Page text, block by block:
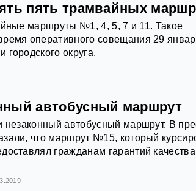
пять трамвайных
маршруты №1, 4, 5, 7 и 11. Такое
оперативного совещания 29
округа.
автобусный маршрут
незаконный автобусный маршрут. В
что маршрут №15, который
гражданам гарантий